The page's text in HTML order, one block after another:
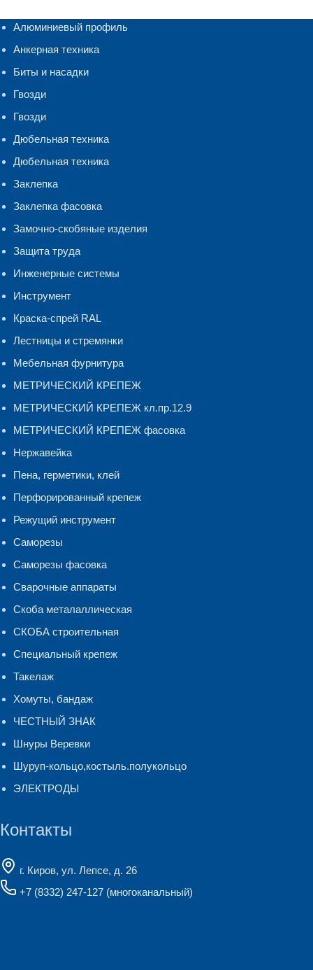
Алюминиевый профиль
Анкерная техника
Биты и насадки
Гвозди
Гвозди
Дюбельная техника
Дюбельная техника
Заклепка
Заклепка фасовка
Замочно-скобяные изделия
Защита труда
Инженерные системы
Инструмент
Краска-спрей RAL
Лестницы и стремянки
Мебельная фурнитура
МЕТРИЧЕСКИЙ КРЕПЕЖ
МЕТРИЧЕСКИЙ КРЕПЕЖ кл.пр.12.9
МЕТРИЧЕСКИЙ КРЕПЕЖ фасовка
Нержавейка
Пена, герметики, клей
Перфорированный крепеж
Режущий инструмент
Саморезы
Саморезы фасовка
Сварочные аппараты
Скоба металаллическая
СКОБА строительная
Специальный крепеж
Такелаж
Хомуты, бандаж
ЧЕСТНЫЙ ЗНАК
Шнуры Веревки
Шуруп-кольцо,костыль.полукольцо
ЭЛЕКТРОДЫ
Контакты
г. Киров, ул. Лепсе, д. 26
+7 (8332) 247-127 (многоканальный)